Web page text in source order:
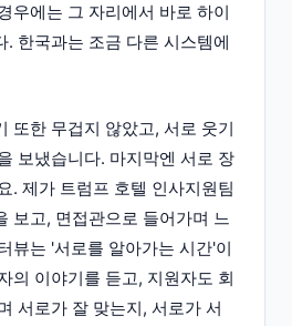
우에는 그 자리에서 바로 하이
. 한국과는 조금 다른 시스템에
또한 무겁지 않았고, 서로 웃기
보냈습니다. 마지막엔 서로 장
. 제가 트럼프 호텔 인사지원팀
보고, 면접관으로 들어가며 느
뷰는 '서로를 알아가는 시간'이
의 이야기를 듣고, 지원자도 회
서로가 잘 맞는지, 서로가 서